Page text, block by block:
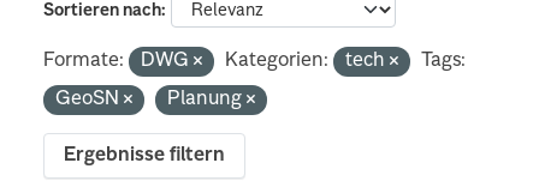
Sortieren nach
Formate: DWG Kategorien: tech
Tags:
GeoSN
Planung
Ergebnisse filtern